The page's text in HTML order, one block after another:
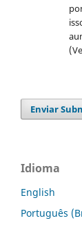
Enviar
Idioma
English
Português